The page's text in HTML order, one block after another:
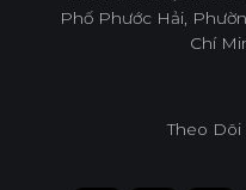
Phố Phước Hải,
Chí
Theo Dõi